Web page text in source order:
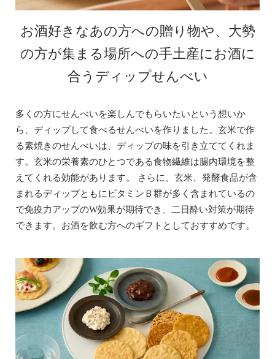
お酒好きなあの方への贈り物や、大勢
の方が集まる場所への手土産にお酒に
合うディップせんべい
多くの方にせんべいを楽しんでもらいたいという想いか
ら、ディップして食べるせんべいを作りました。玄米で作
る素焼きのせんべいは、ディップの味を引き立ててくれま
す。玄米の栄養素のひとつである食物繊維は腸内環境を整
えてくれる効能があります。 さらに、玄米、発酵食品が含
まれるディップともにビタミンＢ群が多く含まれているの
で免疫力アップのW効果が期待でき、二日酔い対策が期待
できます。お酒を飲む方へのギフトとしておすすめです。